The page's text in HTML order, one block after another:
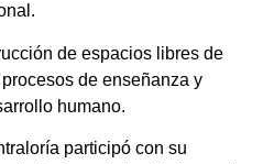
de espacios libres de
de enseñanza y
humano.
participó con su